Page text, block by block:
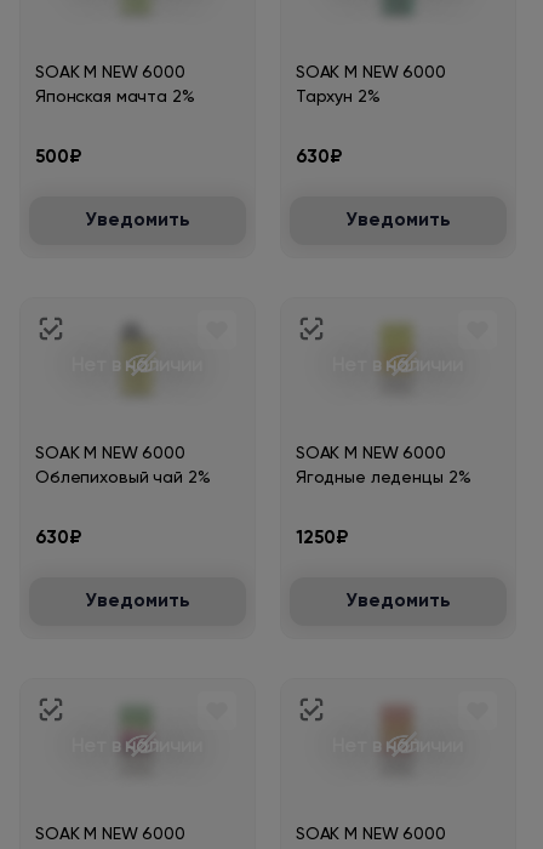
SOAK M NEW 6000
Японская мачта 2%
500₽
Уведомить
SOAK M NEW 6000
Тархун 2%
630₽
Уведомить
Нет в наличии
SOAK M NEW 6000
Облепиховый чай 2%
630₽
Уведомить
Нет в наличии
SOAK M NEW 6000
Ягодные леденцы 2%
1250₽
Уведомить
Нет в наличии
SOAK M NEW 6000
Нет в наличии
SOAK M NEW 6000